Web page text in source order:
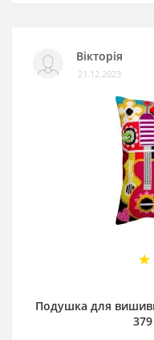
Вікторія
21.12.2023
Подушка для